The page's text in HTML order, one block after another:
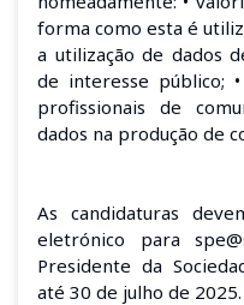
forma como esta é
a utilização de dados
de interesse público;
profissionais de
dados na produção de
As candidaturas
eletrónico para
Presidente da
até 30 de julho de 2025.